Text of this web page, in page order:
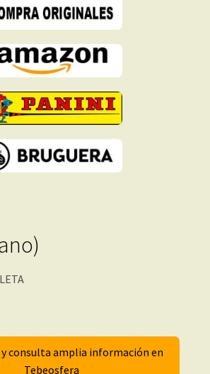
y consulta amplia información en
Tebeosfera